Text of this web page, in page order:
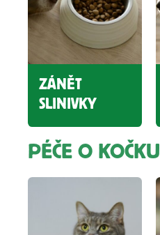
ZÁNĚT
SLINIVKY
PÉČE O KOČKU